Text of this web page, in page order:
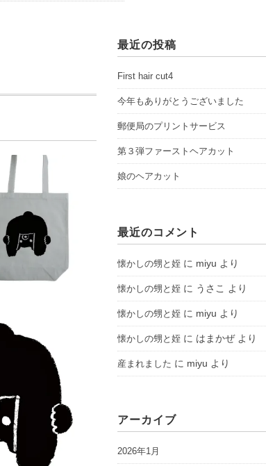
最近の投稿
First hair cut4
今年もありがとうございました
郵便局のプリントサービス
第３弾ファーストヘアカット
娘のヘアカット
最近のコメント
懐かしの甥と姪 に miyu より
懐かしの甥と姪 に うさこ より
懐かしの甥と姪 に miyu より
懐かしの甥と姪 に はまかぜより
産まれました に miyu より
アーカイブ
2026年1月